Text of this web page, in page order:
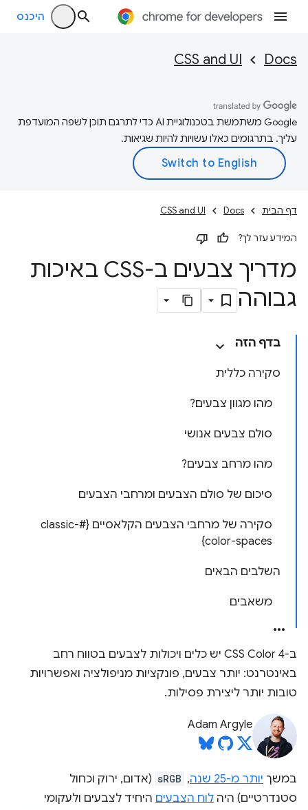
היכנס
Docs
CSS and UI
‫Google משתמשת בטכנולוגיית AI כדי לתרגם תוכן לשפה המועדפת
עליך. בתרגומים כאלו עשויות להיות שגיאות.
דף הבית Docs
CSS and UI
המידע עזר לך?
מדריך צבעים ב-CSS באיכות
גבוהה
בדף הזה
סקירה כללית
מהו מגוון צבעים?
סולם צבעים אנושי
מהו מרחב צבעים?
סיכום של סולם הצבעים ומרחבי הצבעים
סקירה של מרחבי הצבעים הקלאסיים {#classic-
color-spaces}
השלבים הבאים
משאבים
ב-CSS Color 4 יש כלים ויכולות לצבעים בטווח רחב
באינטרנט: יותר צבעים, פונקציות מניפולציה ואפשרויות
טובות יותר ליצירת פסילות.
Adam Argyle
במשך יותר מ-25 שנה ,
sRGB (אדום, ירוק וכחול
סטנדרטיים) היה לוח הצבעים היחיד לצבעים ולעקומי